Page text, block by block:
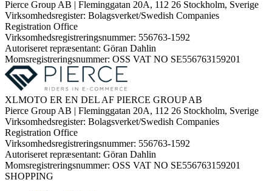
Pierce Group AB | Fleminggatan 20A, 112 26 Stockholm, Sverige
Virksomhedsregister: Bolagsverket/Swedish Companies
Registration Office
Virksomhedsregistreringsnummer: 556763-1592
Autoriseret repræsentant: Göran Dahlin
Momsregistreringsnummer: OSS VAT NO SE556763159201
XLMOTO ER EN DEL AF PIERCE GROUP AB
Pierce Group AB | Fleminggatan 20A, 112 26 Stockholm, Sverige
Virksomhedsregister: Bolagsverket/Swedish Companies
Registration Office
Virksomhedsregistreringsnummer: 556763-1592
Autoriseret repræsentant: Göran Dahlin
Momsregistreringsnummer: OSS VAT NO SE556763159201
SHOPPING